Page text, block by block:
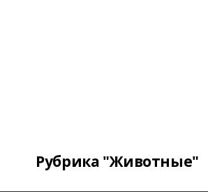
Рубрика "Животные"